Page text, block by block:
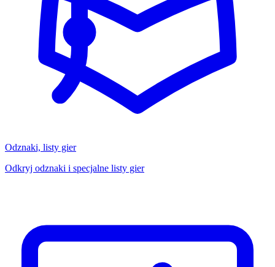
Odznaki, listy gier
Odkryj odznaki i specjalne listy gier